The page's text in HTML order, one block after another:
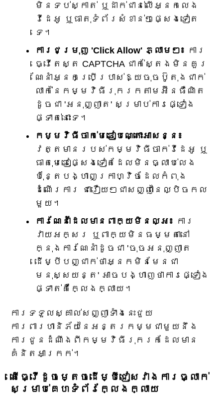
មិនទប់ស្កាត់ ឬដាក់ជាន់លើអ្នកលេង
វីដេអូ ឬធាតុទំព័រសំខាន់ៗផ្សេងទៀត
ទេ។
ការជម្រុញ 'Click Allow' ភ្លាមៗ៖ ការ
ធ្វើតេស្ត CAPTCHA ជាក់ស្តែងមិនគួរ
ណែនាំអ្នកប្រើប្រាស់ឱ្យចុចប៊ូតុងជាក់
លាក់នៃកម្មវិធីរុករកតាមអ៊ីនធឺណិត
ដូចជា 'អនុញ្ញាត' សម្រាប់ការផ្ទៀង
ផ្ទាត់នោះទេ។
កម្មវិធីចាក់មេឌៀបណ្តោះអាសន្ន៖
វត្តមានរបស់កម្មវិធីចាក់វីដេអូ ឬ
ធាតុមេឌៀផ្សេងទៀតដែលមិនធ្លាប់លេង
ប៉ុន្តែបង្ហាញក្រាហ្វិចដែលកំពុង
ដំណើរការ ជារឿយៗជាសញ្ញានៃល្បិចកល
មួយ។
ការណែនាំដែលមានពាក្យមិនល្អ៖ ការ
វាយអក្សរ ឬពាក្យមិនធម្មតានៅ
ក្នុងការណែនាំដូចជា 'ចុចអនុញ្ញាត
ដើម្បីបញ្ជាក់ថាអ្នកមិនមែនជា
មនុស្សយន្ត' អាចបង្ហាញថាការផ្ទៀង
ផ្ទាត់គឺក្លែងក្លាយ។
ការទទួលស្គាល់សញ្ញាទាំងនេះជួយ
ការពារហានិភ័យនៃអន្តរកម្មជាមួយនឹង
ការជូនដំណឹងពីកម្មវិធីរុករកដែលមាន
គំនិតអាក្រក់។
តើធ្វើដូចម្តេចដើម្បីជៀសវាងការធ្លាក់
សម្រាប់គេហទំព័រក្លែងក្លាយ